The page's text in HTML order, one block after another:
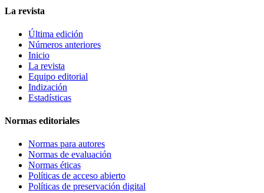
La revista
Última edición
Números anteriores
Inicio
La revista
Equipo editorial
Indización
Estadísticas
Normas editoriales
Normas para autores
Normas de evaluación
Normas éticas
Políticas de acceso abierto
Políticas de preservación digital